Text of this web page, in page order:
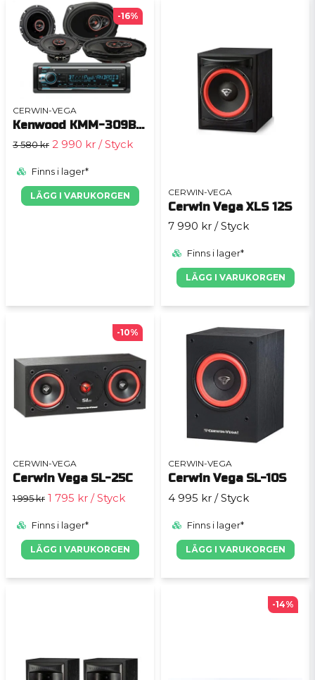
CERWIN-VEGA
Kenwood KMM-309BT&Cerwin-Vega HED 6x9" + 6,5"
3 580 kr 2 990 kr / Styck
Finns i lager*
LÄGG I VARUKORGEN
-16%
CERWIN-VEGA
Cerwin Vega XLS 12S
7 990 kr / Styck
Finns i lager*
LÄGG I VARUKORGEN
CERWIN-VEGA
Cerwin Vega SL-25C
1 995 kr 1 795 kr / Styck
Finns i lager*
LÄGG I VARUKORGEN
-10%
CERWIN-VEGA
Cerwin Vega SL-10S
4 995 kr / Styck
Finns i lager*
LÄGG I VARUKORGEN
-14%